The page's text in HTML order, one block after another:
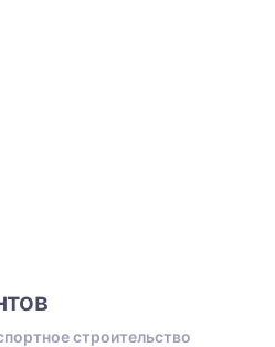
строительство